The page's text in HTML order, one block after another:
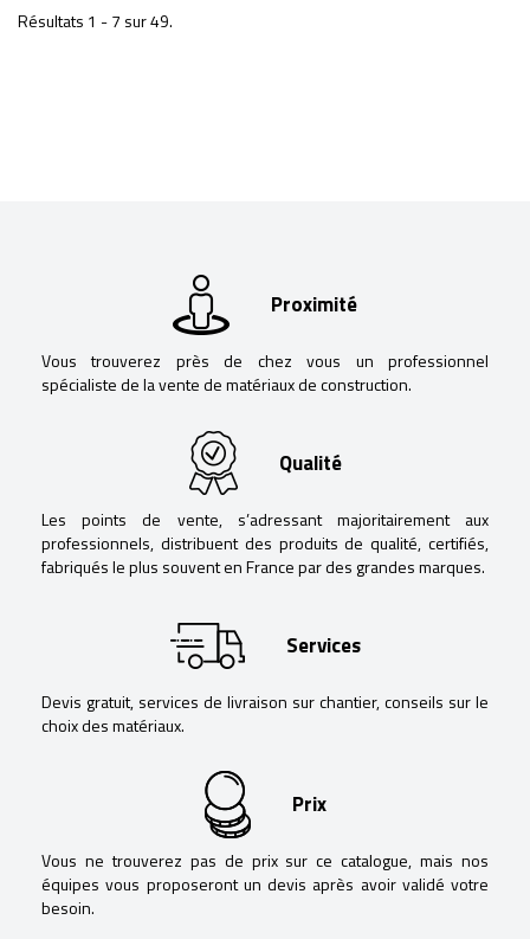
Résultats 1 - 7 sur 49.
Proximité
Vous trouverez près de chez vous un professionnel
spécialiste de la vente de matériaux de construction.
Qualité
Les points de vente, s’adressant majoritairement aux
professionnels, distribuent des produits de qualité, certifiés,
fabriqués le plus souvent en France par des grandes marques.
Services
Devis gratuit, services de livraison sur chantier, conseils sur le
choix des matériaux.
Prix
Vous ne trouverez pas de prix sur ce catalogue, mais nos
équipes vous proposeront un devis après avoir validé votre
besoin.